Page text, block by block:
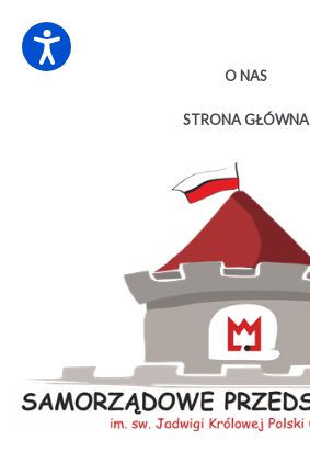
O NAS
STRONA GŁÓWNA